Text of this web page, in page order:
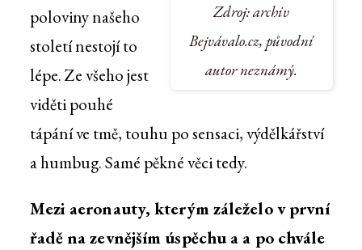
Zdroj: archiv
Bejvávalo.cz, původní
autor neznámý.
poloviny našeho
století nestojí to
lépe. Ze všeho jest
viděti pouhé
tápání ve tmě, touhu po sensaci, výdělkářství
a humbug. Samé pěkné věci tedy.
Mezi aeronauty, kterým záleželo v první
řadě na zevnějším úspěchu a a po chvále